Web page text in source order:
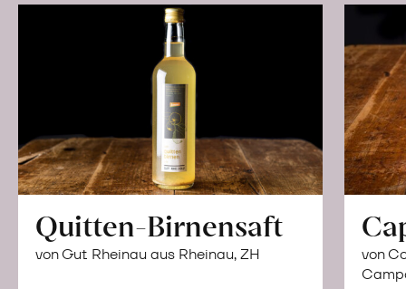
Quitten-Birnensaft
von Gut Rheinau aus Rheinau, ZH
von